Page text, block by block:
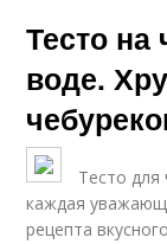
Тесто на
воде.
Тесто
каждая
рецепта